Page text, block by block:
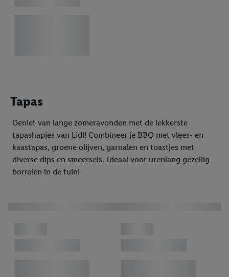
Tapas
Geniet van lange zomeravonden met de lekkerste
tapashapjes van Lidl! Combineer je BBQ met vlees- en
kaastapas, groene olijven, garnalen en toastjes met
diverse dips en smeersels. Ideaal voor urenlang gezellig
borrelen in de tuin!